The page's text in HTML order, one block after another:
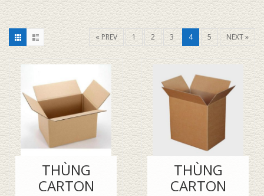
« PREV 1 2 3 4 5 NEXT »
THÙNG
CARTON
THÙNG
CARTON